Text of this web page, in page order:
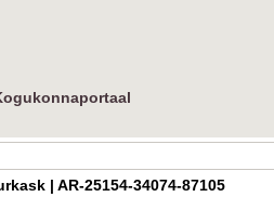
| AR-25154-34074-87105